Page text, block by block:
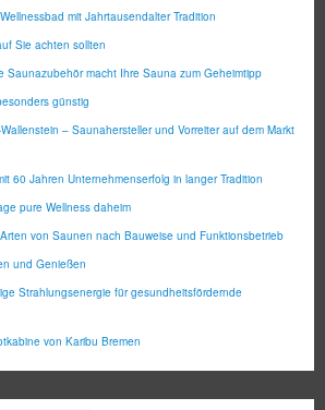
mit Jahrtausendalter Tradition
Sie achten sollten
Saunazubehör macht Ihre Sauna zum Geheimtipp
günstig
– Saunahersteller und Vorreiter auf dem Markt
60 Jahren Unternehmenserfolg in langer Tradition
pure Wellness daheim
von Saunen nach Bauweise und Funktionsbetrieb
und Genießen
Strahlungsenergie für gesundheitsfördernde
von Karibu Bremen